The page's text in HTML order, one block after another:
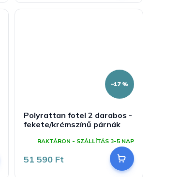
–17 %
Polyrattan fotel 2 darabos -
fekete/krémszínű párnák
RAKTÁRON - SZÁLLÍTÁS 3-5 NAP
51 590 Ft